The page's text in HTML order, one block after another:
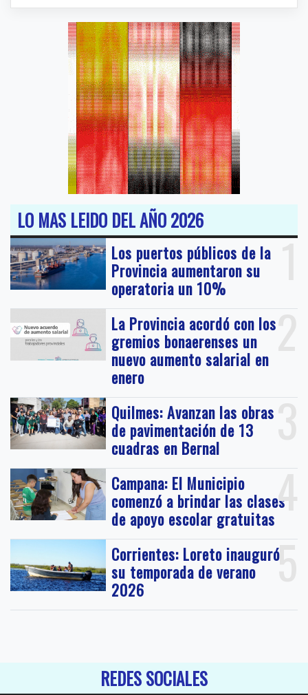
LO MAS LEIDO DEL AÑO 2026
1
Los puertos públicos de la
Provincia aumentaron su
operatoria un 10%
2
La Provincia acordó con los
gremios bonaerenses un
nuevo aumento salarial en
enero
3
Quilmes: Avanzan las obras
de pavimentación de 13
cuadras en Bernal
4
Campana: El Municipio
comenzó a brindar las clases
de apoyo escolar gratuitas
5
Corrientes: Loreto inauguró
su temporada de verano
2026
REDES SOCIALES